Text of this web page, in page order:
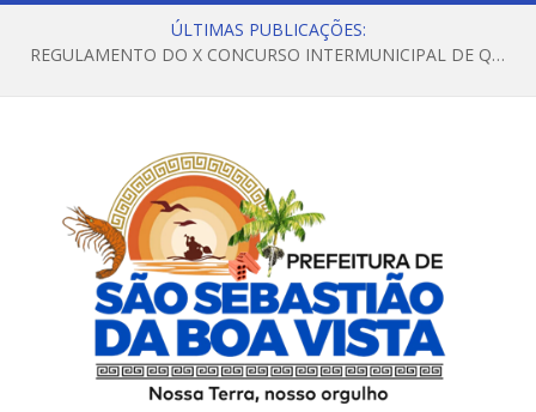
ÚLTIMAS PUBLICAÇÕES:
REGULAMENTO DO X CONCURSO INTERMUNICIPAL DE QUADRILHAS JUNINAS – 2026 – ARRAIÁ DA VENEZA